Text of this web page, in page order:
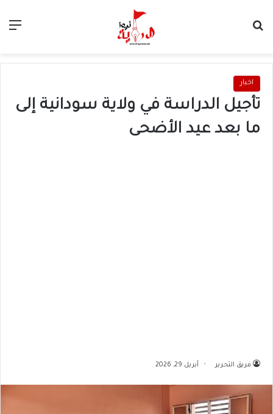
اخبار
تأجيل الدراسة في ولاية سودانية إلى
ما بعد عيد الأضحى
فريق التحرير أبريل 29, 2026